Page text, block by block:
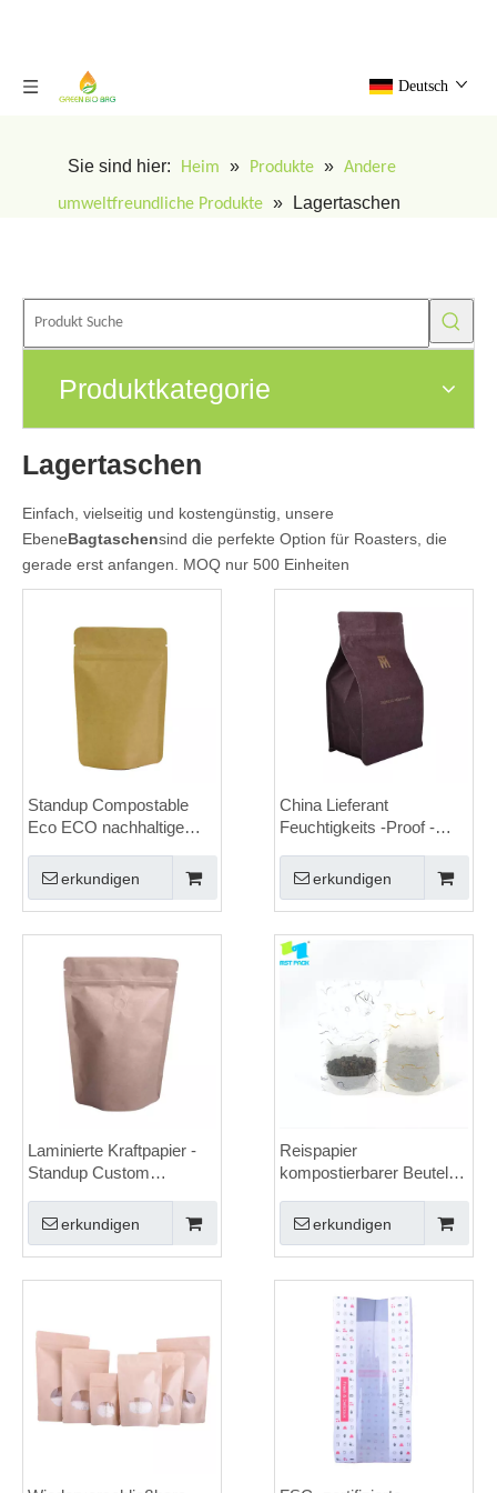
Deutsch
Sie sind hier: Heim » Produkte » Andere
umweltfreundliche Produkte » Lagertaschen
Produktkategorie
Lagertaschen
Einfach, vielseitig und kostengünstig, unsere
EbeneBagtaschensind die perfekte Option für Roasters, die
gerade erst anfangen. MOQ nur 500 Einheiten
Standup Compostable
Eco ECO nachhaltige
Reißverschluss in
braunen Kraft
erkundigen
China Lieferant
Feuchtigkeits -Proof -
mit Ventilerkundigen
Laminierte Kraftpapier -
Standup Custom
erkundigen
Reispapier
kompostierbarer Beutel
Essenerkundigen